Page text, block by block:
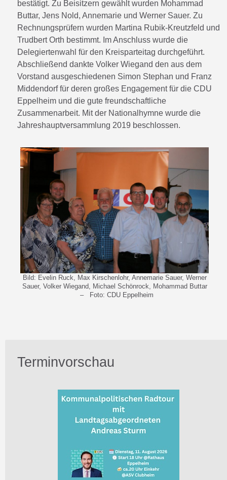
bestätigt. Zu Beisitzern gewählt wurden Mohammad
Buttar, Jens Nold, Annemarie und Werner Sauer. Zu
Rechnungsprüfern wurden Martina Rubik-Kreutzfeld und
Trudbert Orth bestimmt. Im Anschluss wurde die
Delegiertenwahl für den Kreisparteitag durchgeführt.
Abschließend dankte Volker Wiegand den aus dem
Vorstand ausgeschiedenen Simon Stephan und Franz
Middendorf für deren großes Engagement für die CDU
Eppelheim und die gute freundschaftliche
Zusammenarbeit. Mit der Nationalhymne wurde die
Jahreshauptversammlung 2019 beschlossen.
Bild: Evelin Ruck, Max Kirschenlohr, Annemarie Sauer, Werner
Sauer, Volker Wiegand, Michael Schönrock, Mohammad Buttar
– Foto: CDU Eppelheim
Terminvorschau